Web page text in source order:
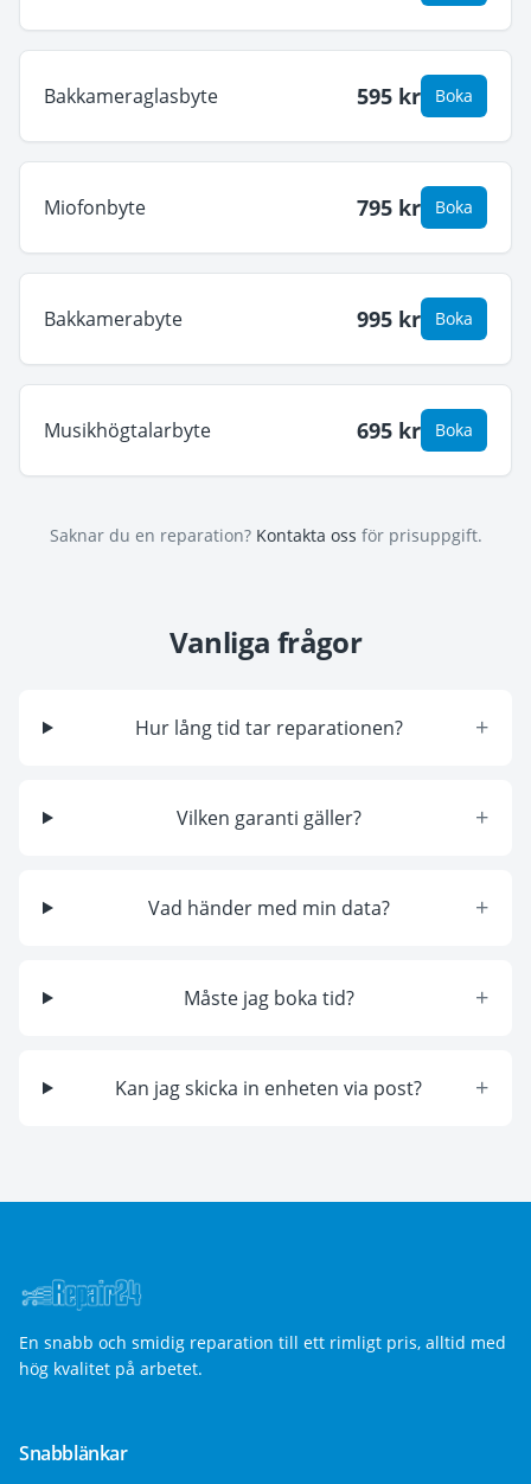
Bakkameraglasbyte 595 kr Boka
Miofonbyte 795 kr Boka
Bakkamerabyte 995 kr Boka
Musikhögtalarbyte 695 kr Boka
Saknar du en reparation? Kontakta oss för prisuppgift.
Vanliga frågor
Hur lång tid tar reparationen? +
Vilken garanti gäller? +
Vad händer med min data? +
Måste jag boka tid? +
Kan jag skicka in enheten via post? +
En snabb och smidig reparation till ett rimligt pris, alltid med
hög kvalitet på arbetet.
Snabblänkar